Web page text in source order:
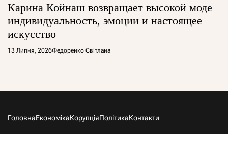
Карина Койнаш возвращает высокой моде
индивидуальность, эмоции и настоящее
искусство
13 Липня, 2026Федоренко Світлана
ГоловнаЕкономікаКорупціяПолітикаКонтакти